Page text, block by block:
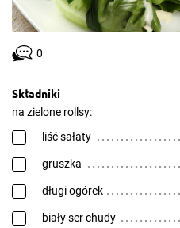
0
Składniki
na zielone rollsy:
liść sałaty
gruszka
długi ogórek
biały ser chudy